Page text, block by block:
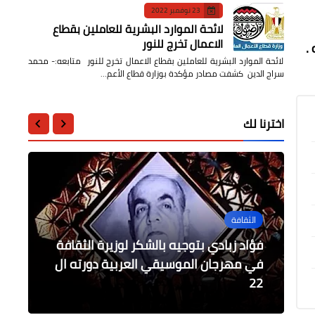
.
23 نوفمبر 2022
لائحة الموارد البشرية للعاملين بقطاع
الاعمال تخرج للنور
لائحة الموارد البشرية للعاملين بقطاع الاعمال تخرج للنور متابعه:- محمد
سراج الدين كشفت مصادر مؤكدة بوزارة قطاع الأعم…
اخترنا لك
الثقافة
فؤاد زبادي بتوجيه بالشكر لوزيرة الثقافة
في مهرجان الموسيقي العربية دورته ال
22
الرياضة
المنتخب التونسي للاواسط يفوز على
المنتخب الليبي 1-0
أدب وشعر
ايحاءات التغريد
عربى
القوات المسلحة اليمنية تصدر بياناً حول
محاولة نهب ميناء الضبة
أدب وشعر
قصة وحكاية